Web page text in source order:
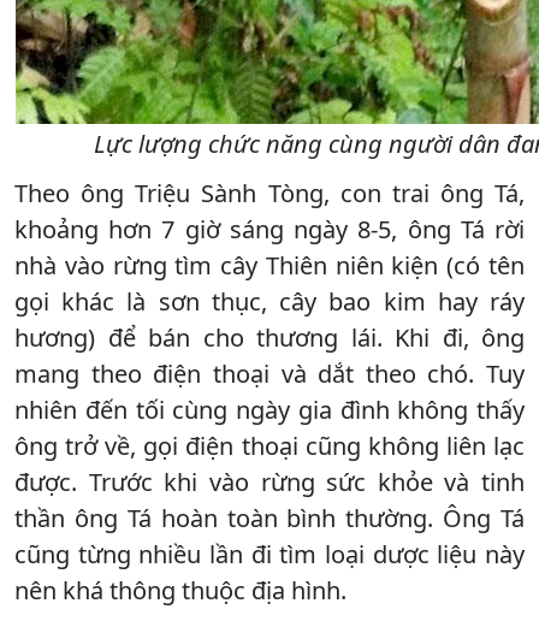
Lực lượng chức năng cùng người dân
Theo ông Triệu Sành Tòng, con trai ông Tá,
khoảng hơn 7 giờ sáng ngày 8-5, ông Tá rời
nhà vào rừng tìm cây Thiên niên kiện (có tên
gọi khác là sơn thục, cây bao kim hay ráy
hương) để bán cho thương lái. Khi đi, ông
mang theo điện thoại và dắt theo chó. Tuy
nhiên đến tối cùng ngày gia đình không thấy
ông trở về, gọi điện thoại cũng không liên lạc
được. Trước khi vào rừng sức khỏe và tinh
thần ông Tá hoàn toàn bình thường. Ông Tá
cũng từng nhiều lần đi tìm loại dược liệu này
nên khá thông thuộc địa hình.